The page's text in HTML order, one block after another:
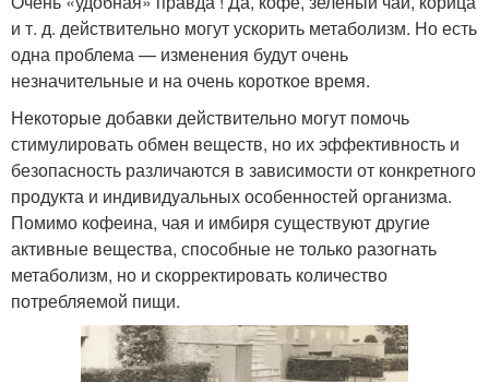
и т. д. действительно могут ускорить метаболизм. Но есть
одна проблема — изменения будут очень
незначительные и на очень короткое время.
Некоторые добавки действительно могут помочь
стимулировать обмен веществ, но их эффективность и
безопасность различаются в зависимости от конкретного
продукта и индивидуальных особенностей организма.
Помимо кофеина, чая и имбиря существуют другие
активные вещества, способные не только разогнать
метаболизм, но и скорректировать количество
потребляемой пищи.